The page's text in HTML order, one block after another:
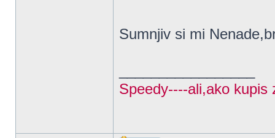
Sumnjiv si mi
Speedy----ali,ako kupis